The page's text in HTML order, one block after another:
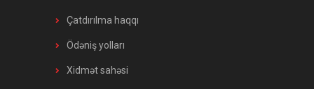
Çatdırılma haqqı
Ödəniş yolları
Xidmət sahəsi